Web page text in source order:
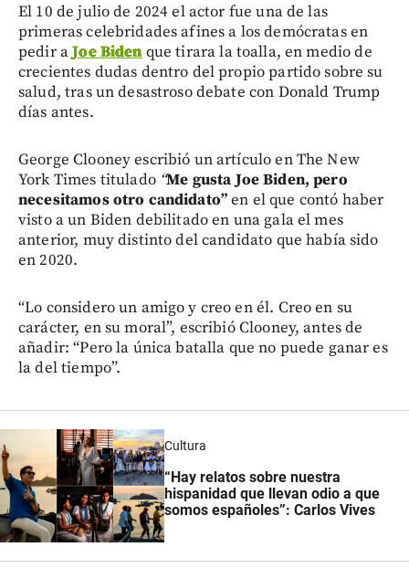
El 10 de julio de 2024 el actor fue una de las
primeras celebridades afines a los demócratas en
pedir aJoe Bidenque tirara la toalla, en medio de
crecientes dudas dentro del propio partido sobre su
salud, tras un desastroso debate con Donald Trump
días antes.
George Clooney escribió un artículo en The New
York Times titulado “Me gusta Joe Biden, pero
necesitamos otro candidato”en el que contó haber
visto a un Biden debilitado en una gala el mes
anterior, muy distinto del candidato que había sido
en 2020.
“Lo considero un amigo y creo en él. Creo en su
carácter, en su moral”, escribió Clooney, antes de
añadir: “Pero la única batalla que no puede ganar es
la del tiempo”.
Cultura
“Hay relatos sobre nuestra
hispanidad que llevan odio a que
somos españoles”: Carlos Vives